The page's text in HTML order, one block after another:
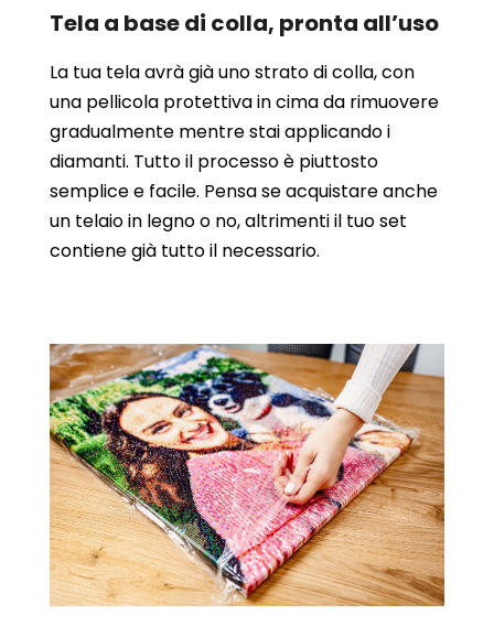
Tela a base di colla, pronta all’uso
La tua tela avrà già uno strato di colla, con
una pellicola protettiva in cima da rimuovere
gradualmente mentre stai applicando i
diamanti. Tutto il processo è piuttosto
semplice e facile. Pensa se acquistare anche
un telaio in legno o no, altrimenti il tuo set
contiene già tutto il necessario.